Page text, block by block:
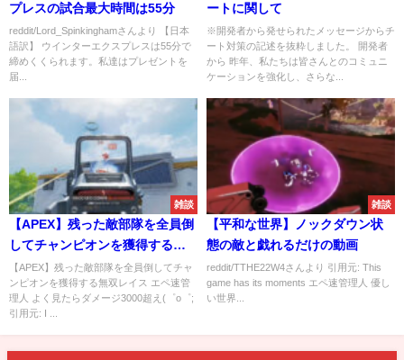
プレスの試合最大時間は55分
reddit/Lord_Spinkinghamさんより 【日本
語訳】 ウインターエクスプレスは55分で
締めくくられます。私達はプレゼントを
届...
ートに関して
※開発者から発せられたメッセージからチ
ート対策の記述を抜粋しました。 開発者
から 昨年、私たちは皆さんとのコミュニ
ケーションを強化し、さらな...
雑談
【APEX】残った敵部隊を全員倒
してチャンピオンを獲得する無
双レイス
【APEX】残った敵部隊を全員倒してチャ
ンピオンを獲得する無双レイス エペ速管
理人 よく見たらダメージ3000超え(゜o゜;
引用元: I ...
雑談
【平和な世界】ノックダウン状
態の敵と戯れるだけの動画
reddit/TTHE22W4さんより 引用元: This
game has its moments エペ速管理人 優し
い世界...